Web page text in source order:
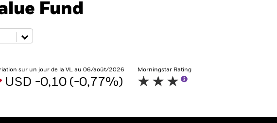
Fund
sur un jour de la VL au 06/août/2026
USD -0,10 (-0,77%)
Morningstar Rating